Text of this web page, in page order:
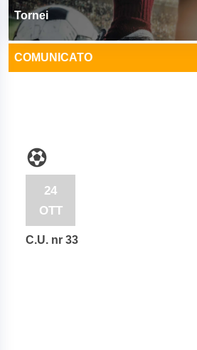
Tornei
COMUNICATO
24
OTT
C.U. nr 33